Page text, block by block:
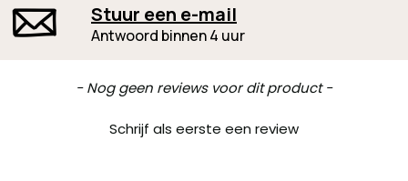
Stuur een e-mail
Antwoord binnen 4 uur
- Nog geen reviews voor dit product -
Schrijf als eerste een review
New content loaded